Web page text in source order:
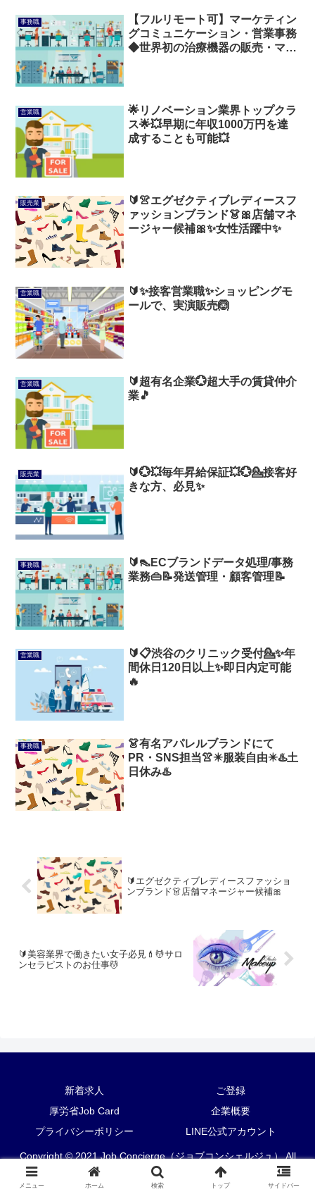
事務職
【フルリモート可】マーケティン
グコミュニケーション・営業事務
◆世界初の治療機器の販売・マー
営業職
🌟リノベーション業界トップクラ
ス🌟💥早期に年収1000万円を達
成することも可能💥
販売業
🔰👚エグゼクティブレディースフ
ァッションブランド👗🎀店舗マネ
ージャー候補🎀✨女性活躍中✨
営業職
🔰✨接客営業職✨ショッピングモ
ールで、実演販売🙆
営業職
🔰超有名企業💮超大手の賃貸仲介
業🎵
販売業
🔰💮💥毎年昇給保証💥💮💁接客好
きな方、必見✨
事務職
🔰👠ECブランドデータ処理/事務
業務👜📝発送管理・顧客管理📝
営業職
🔰📋渋谷のクリニック受付💁✨️年
間休日120日以上✨️即日内定可能
🔥
事務職
👗有名アパレルブランドにて
PR・SNS担当👚✴️服装自由✴️♨️土
日休み♨️
🔰エグゼクティブレディースファッショ
ンブランド👗店舗マネージャー候補🎀
🔰美容業界で働きたい女子必見💄💆サロ
ンセラピストのお仕事💆
新着求人
ご登録
厚労省Job Card
企業概要
プライバシーポリシー
LINE公式アカウント
Copyright © 2021 Job Concierge（ジョブコンシェルジュ） All
Rights Reserved.
メニュー ホーム 検索 トップ サイドバー